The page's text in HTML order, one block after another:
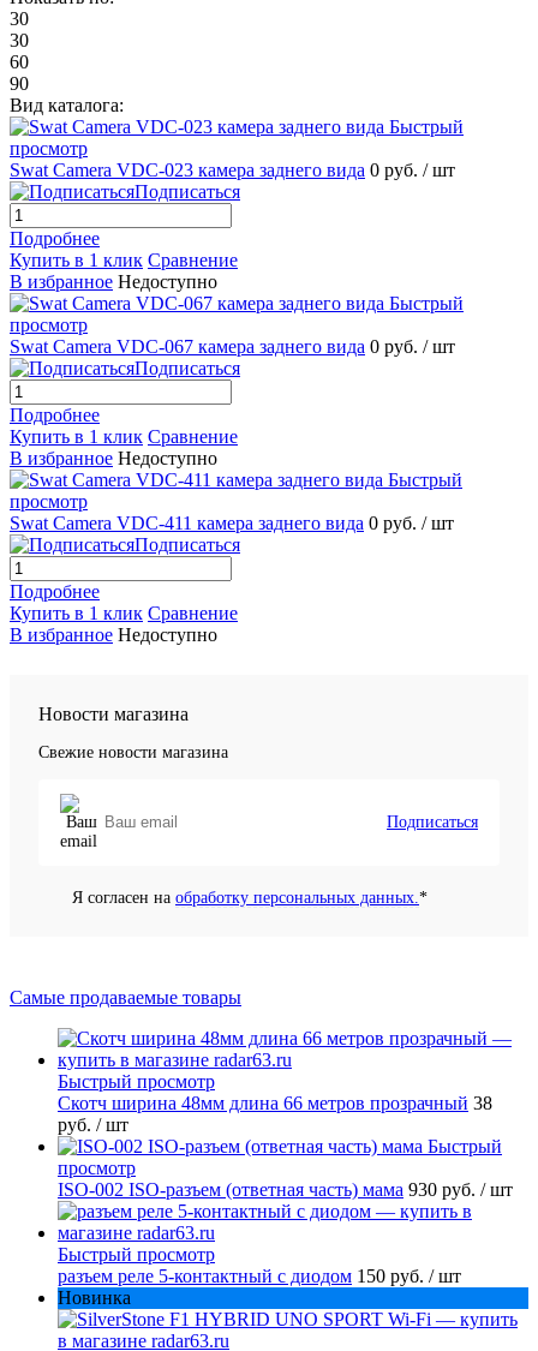
30
30
60
90
Вид каталога:
Быстрый
просмотр
Swat Camera VDC-023 камера заднего вида 0 руб. / шт
Подписаться
Подробнее
Купить в 1 клик Сравнение
В избранное Недоступно
Быстрый
просмотр
Swat Camera VDC-067 камера заднего вида 0 руб. / шт
Подписаться
Подробнее
Купить в 1 клик Сравнение
В избранное Недоступно
Быстрый
просмотр
Swat Camera VDC-411 камера заднего вида 0 руб. / шт
Подписаться
Подробнее
Купить в 1 клик Сравнение
В избранное Недоступно
Новости магазина
Свежие новости магазина
Подписаться
Я согласен на обработку персональных данных. *
Самые продаваемые товары
Быстрый просмотр
Скотч ширина 48мм длина 66 метров прозрачный 38
руб. / шт
Быстрый
просмотр
ISO-002 ISO-разъем (ответная часть) мама 930 руб. / шт
Быстрый просмотр
разъем реле 5-контактный с диодом 150 руб. / шт
Новинка